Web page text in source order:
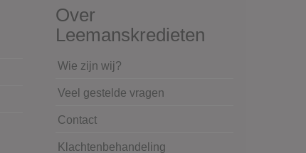
Over
Leemanskredieten
Wie zijn wij?
Veel gestelde vragen
Contact
Klachtenbehandeling